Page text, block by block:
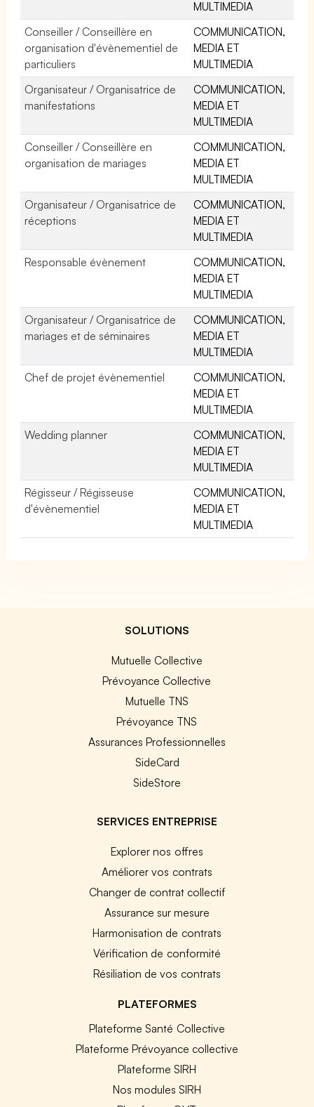
MULTIMEDIA
Conseiller / Conseillère en
organisation d'évènementiel de
particuliers
COMMUNICATION,
MEDIA ET
MULTIMEDIA
Organisateur / Organisatrice de
manifestations
COMMUNICATION,
MEDIA ET
MULTIMEDIA
Conseiller / Conseillère en
organisation de mariages
COMMUNICATION,
MEDIA ET
MULTIMEDIA
Organisateur / Organisatrice de
réceptions
COMMUNICATION,
MEDIA ET
MULTIMEDIA
Responsable évènement
COMMUNICATION,
MEDIA ET
MULTIMEDIA
Organisateur / Organisatrice de
mariages et de séminaires
COMMUNICATION,
MEDIA ET
MULTIMEDIA
Chef de projet évènementiel
COMMUNICATION,
MEDIA ET
MULTIMEDIA
Wedding planner
COMMUNICATION,
MEDIA ET
MULTIMEDIA
Régisseur / Régisseuse
d'évènementiel
COMMUNICATION,
MEDIA ET
MULTIMEDIA
SOLUTIONS
Mutuelle Collective
Prévoyance Collective
Mutuelle TNS
Prévoyance TNS
Assurances Professionnelles
SideCard
SideStore
SERVICES ENTREPRISE
Explorer nos offres
Améliorer vos contrats
Changer de contrat collectif
Assurance sur mesure
Harmonisation de contrats
Vérification de conformité
Résiliation de vos contrats
PLATEFORMES
Plateforme Santé Collective
Plateforme Prévoyance collective
Plateforme SIRH
Nos modules SIRH